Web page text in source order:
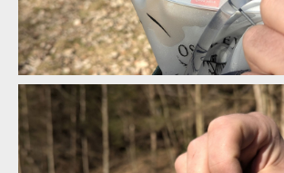
Osprey Escapist Velocity 6
Osprey Escapist Velocity 6
Osprey Escapist Velocity 6
Osprey Escapist Velocity 6